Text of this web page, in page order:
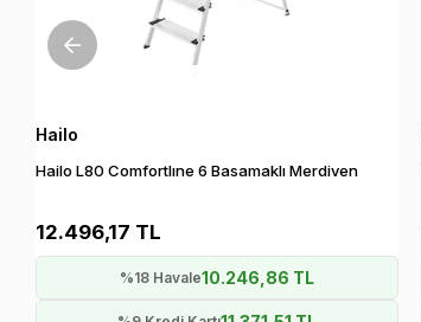
Hailo
Hailo L80 Comfortlıne 6 Basamaklı Merdiven
12.496,17 TL
%18 Havale10.246,86 TL